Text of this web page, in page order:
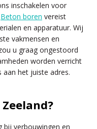
inschakelen voor
Beton boren vereist
en apparatuur. Wij
vakmensen en
u graag ongestoord
worden verricht
het juiste adres.
bij verbouwingen en